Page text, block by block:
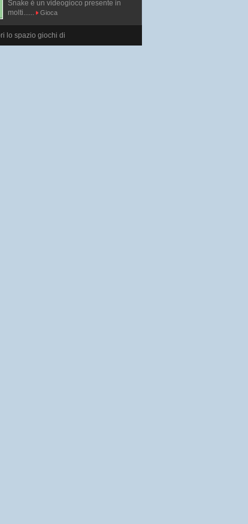
Snake è un videogioco presente in
molti......
Gioca
lo spazio giochi di